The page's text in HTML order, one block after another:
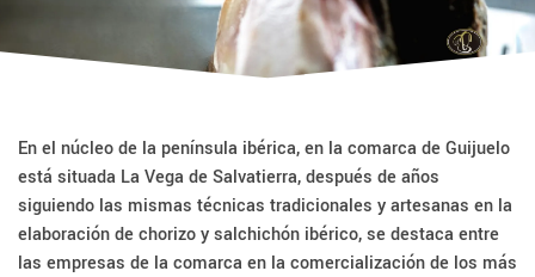
En el núcleo de la península ibérica, en la comarca de Guijuelo
está situada La Vega de Salvatierra, después de años
siguiendo las mismas técnicas tradicionales y artesanas en la
elaboración de chorizo y salchichón ibérico, se destaca entre
las empresas de la comarca en la comercialización de los más